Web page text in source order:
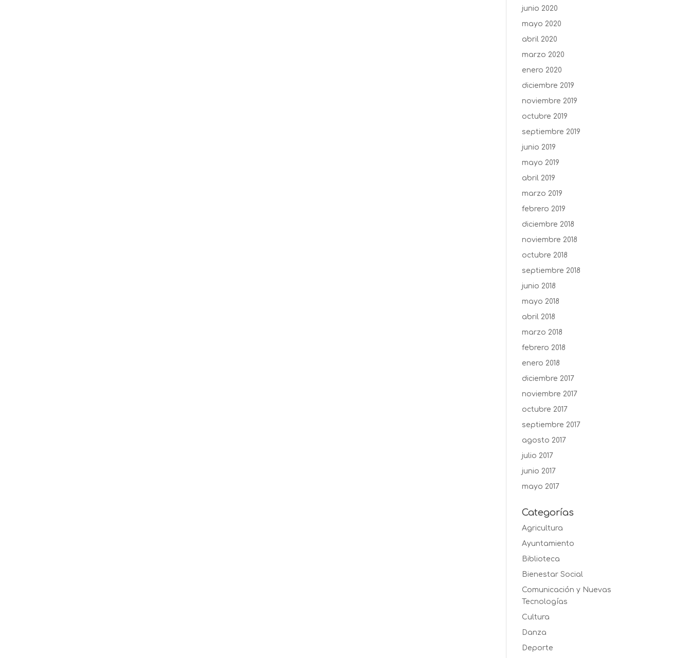
junio 2020
mayo 2020
abril 2020
marzo 2020
enero 2020
diciembre 2019
noviembre 2019
octubre 2019
septiembre 2019
junio 2019
mayo 2019
abril 2019
marzo 2019
febrero 2019
diciembre 2018
noviembre 2018
octubre 2018
septiembre 2018
junio 2018
mayo 2018
abril 2018
marzo 2018
febrero 2018
enero 2018
diciembre 2017
noviembre 2017
octubre 2017
septiembre 2017
agosto 2017
julio 2017
junio 2017
mayo 2017
Categorías
Agricultura
Ayuntamiento
Biblioteca
Bienestar Social
Comunicación y Nuevas
Tecnologías
Cultura
Danza
Deporte